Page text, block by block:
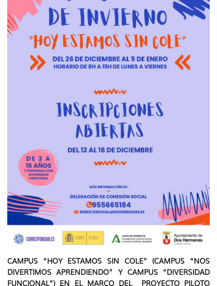
CAMPUS “HOY ESTAMOS SIN COLE” (CAMPUS “NOS
DIVERTIMOS APRENDIENDO” Y CAMPUS “DIVERSIDAD
FUNCIONAL”) EN EL MARCO DEL PROYECTO PILOTO